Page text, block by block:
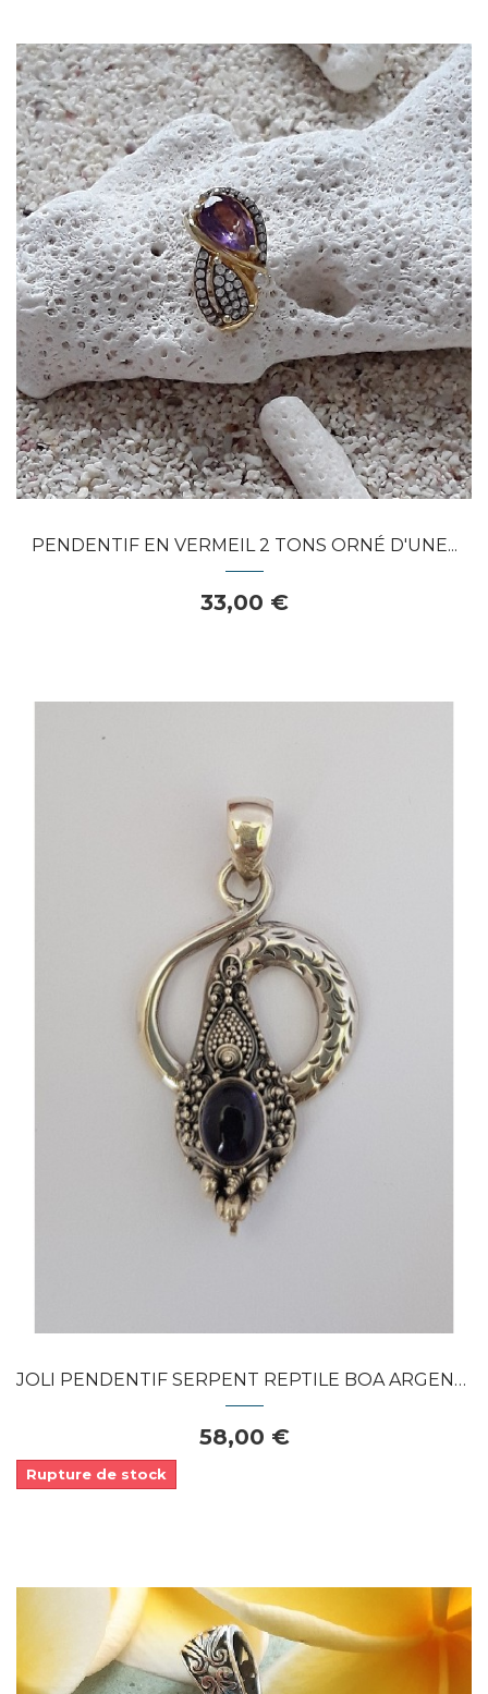
APERÇU RAPIDE
PENDENTIF EN VERMEIL 2 TONS ORNÉ D'UNE...
33,00 €
Dans mon panier
APERÇU RAPIDE
JOLI PENDENTIF SERPENT REPTILE BOA ARGENT...
58,00 €
Rupture de stock